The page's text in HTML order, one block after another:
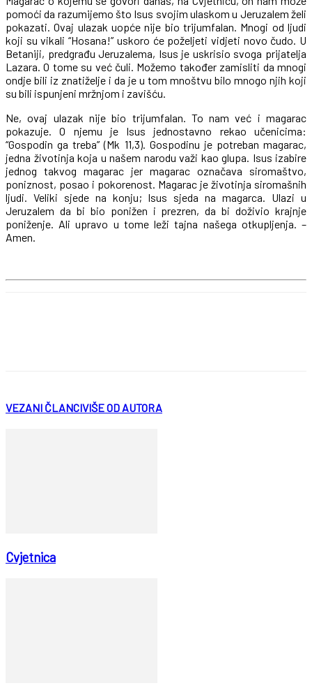
pomoći da razumijemo što Isus svojim ulaskom u Jeruzalem želi
pokazati. Ovaj ulazak uopće nije bio trijumfalan. Mnogi od ljudi
koji su vikali “Hosana!” uskoro će poželjeti vidjeti novo čudo. U
Betaniji, predgrađu Jeruzalema, Isus je uskrisio svoga prijatelja
Lazara. O tome su već čuli. Možemo također zamisliti da mnogi
ondje bili iz znatiželje i da je u tom mnoštvu bilo mnogo njih koji
su bili ispunjeni mržnjom i zavišću.
Ne, ovaj ulazak nije bio trijumfalan. To nam već i magarac
pokazuje. O njemu je Isus jednostavno rekao učenicima:
“Gospodin ga treba” (Mk 11,3). Gospodinu je potreban magarac,
jedna životinja koja u našem narodu važi kao glupa. Isus izabire
jednog takvog magarac jer magarac označava siromaštvo,
poniznost, posao i pokorenost. Magarac je životinja siromašnih
ljudi. Veliki sjede na konju; Isus sjeda na magarca. Ulazi u
Jeruzalem da bi bio ponižen i prezren, da bi doživio krajnje
poniženje. Ali upravo u tome leži tajna našega otkupljenja. –
Amen.
VEZANI ČLANCIVIŠE OD AUTORA
Cvjetnica